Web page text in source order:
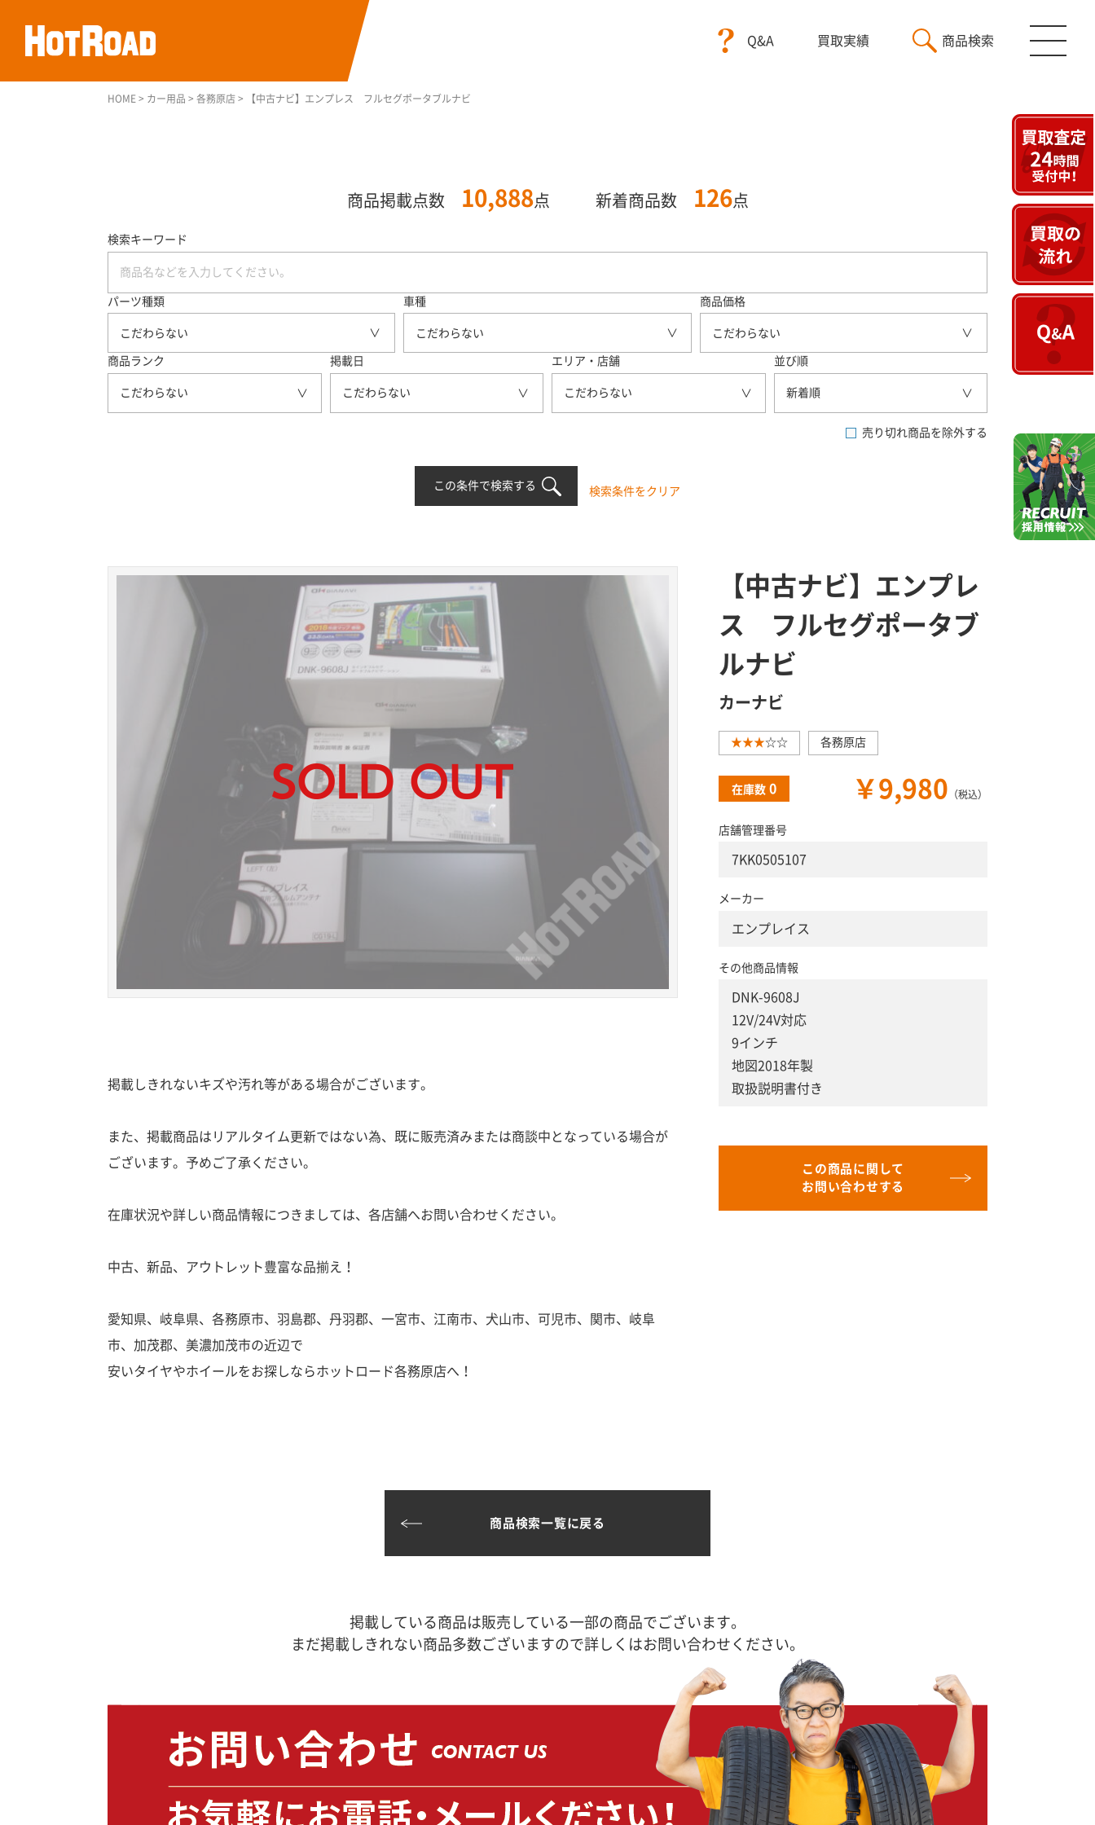
Q&A 買取実績 商品検索
HOME > カー用品 > 各務原店 > 【中古ナビ】エンプレス フルセグポータブルナビ
商品掲載点数 10,888点 新着商品数 126点
検索キーワード
パーツ種類
こだわらない
車種
こだわらない
商品価格
こだわらない
商品ランク
こだわらない
掲載日
こだわらない
エリア・店舗
こだわらない
並び順
新着順
売り切れ商品を除外する
この条件で検索する 検索条件をクリア
掲載しきれないキズや汚れ等がある場合がございます。
また、掲載商品はリアルタイム更新ではない為、既に販売済みまたは商談中となっている場合が
ございます。予めご了承ください。
在庫状況や詳しい商品情報につきましては、各店舗へお問い合わせください。
中古、新品、アウトレット豊富な品揃え！
愛知県、岐阜県、各務原市、羽島郡、丹羽郡、一宮市、江南市、犬山市、可児市、関市、岐阜
市、加茂郡、美濃加茂市の近辺で
安いタイヤやホイールをお探しならホットロード各務原店へ！
【中古ナビ】エンプレ
ス フルセグポータブ
ルナビ
カーナビ
★★★☆☆ 各務原店
在庫数 0 ￥9,980 （税込）
店舗管理番号
7KK0505107
メーカー
エンプレイス
その他商品情報
DNK-9608J
12V/24V対応
9インチ
地図2018年製
取扱説明書付き
この商品に関して
お問い合わせする
商品検索一覧に戻る
掲載している商品は販売している一部の商品でございます。
まだ掲載しきれない商品多数ございますので詳しくはお問い合わせください。